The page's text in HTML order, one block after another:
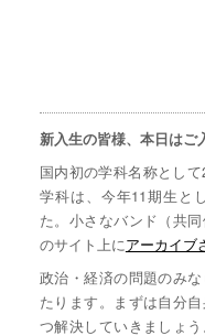
新入生の皆様、本日はご
国内初の学科名称とし
学科は、今年11期生と
た。小さなバンド（共
のサイト上にアーカイブ
政治・経済の問題のみ
たります。まずは自分
つ解決していきましょ